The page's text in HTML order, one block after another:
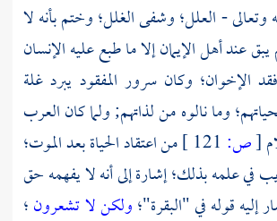
وتعالى - العلل؛ وشفى الغلل؛ وختم بأنه لا
عند أهل الإيمان إلا ما طبع عليه الإنسان
الإخوان؛ وكان سرور المفقود يبرد غلة
وما نالوه من لذاتهم; ولما كانالعرب
[ص:
من اعتقاد الحياة بعد الموت؛
علمه بذلك؛ إشارة إلى أنه لا يفهمه حق
إليه قوله في "البقرة"؛ولكن لا تشعرون؛